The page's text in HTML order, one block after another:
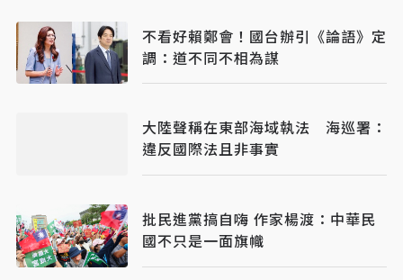
不看好賴鄭會！國台辦引《論語》定
調：道不同不相為謀
大陸聲稱在東部海域執法 海巡署：
違反國際法且非事實
批民進黨搞自嗨 作家楊渡：中華民
國不只是一面旗幟